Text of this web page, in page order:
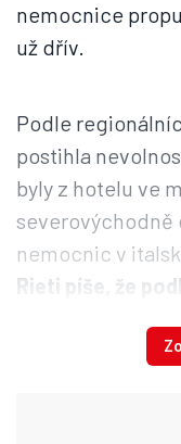
nemocnice
už dřív.
Podle
postihla
byly z hotelu ve
severovýchodně
nemocnic v
Rieti píše, že
jídlem podle
místech a v